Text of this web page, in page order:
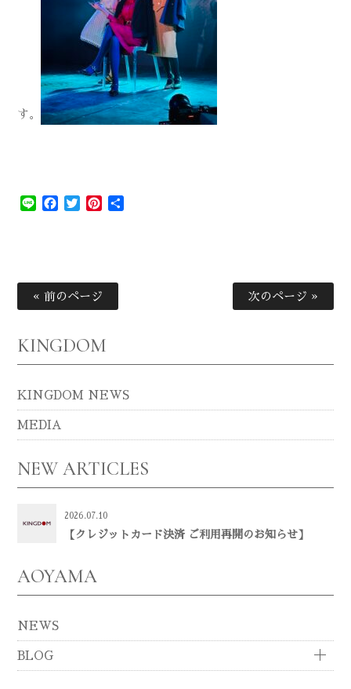
す。
Line Facebook
TwitterPinterest
« 前のページ 次のページ »
KINGDOM
KINGDOM NEWS
MEDIA
NEW ARTICLES
2026.07.10
【クレジットカード決済 ご利用再開のお知らせ】
AOYAMA
NEWS
BLOG